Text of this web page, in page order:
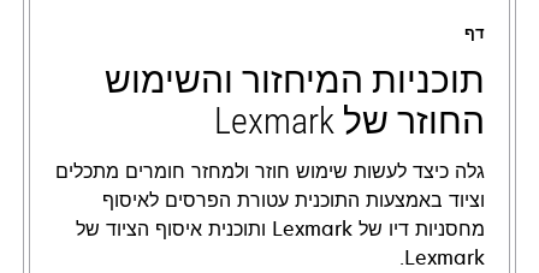
new
tab
דף
תוכניות המיחזור והשימוש
החוזר של Lexmark
גלה כיצד לעשות שימוש חוזר ולמחזר חומרים מתכלים
וציוד באמצעות התוכנית עטורת הפרסים לאיסוף
מחסניות דיו של Lexmark ותוכנית איסוף הציוד של
Lexmark.